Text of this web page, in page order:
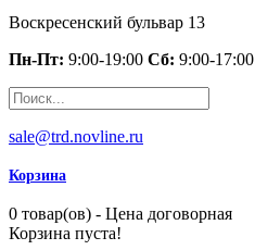
Воскресенский бульвар 13
Пн-Пт: 9:00-19:00 Сб: 9:00-17:00
sale@trd.novline.ru
Корзина
0 товар(ов) - Цена договорная
Корзина пуста!